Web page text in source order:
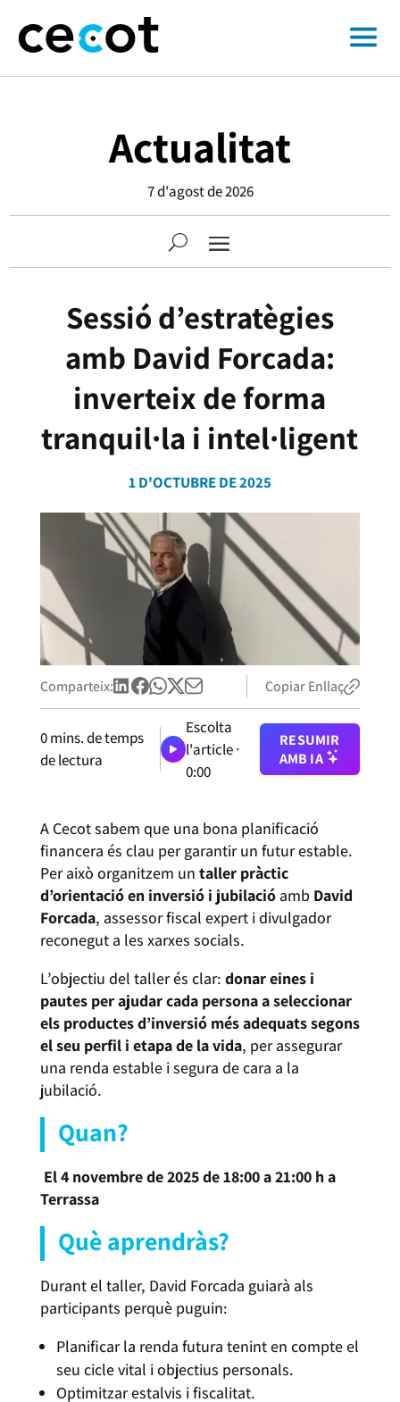
Actualitat
7 d'agost de 2026
Sessió d’estratègies
amb David Forcada:
inverteix de forma
tranquil·la i intel·ligent
1 D'OCTUBRE DE 2025
Comparteix: Copiar Enllaç
0mins. de temps
de lectura
Escolta
l'article ·
0:00
RESUMIR
AMB IA
A Cecot sabem que una bona planificació
financera és clau per garantir un futur estable.
Per això organitzem un taller pràctic
d’orientació en inversió i jubilacióamb David
Forcada, assessor fiscal expert i divulgador
reconegut a les xarxes socials.
L’objectiu del taller és clar: donar eines i
pautes per ajudar cada persona a seleccionar
els productes d’inversió més adequats segons
el seu perfil i etapa de la vida, per assegurar
una renda estable i segura de cara a la
jubilació.
Quan?
El 4 novembre de 2025 de 18:00 a 21:00 h a
Terrassa
Què aprendràs?
Durant el taller, David Forcada guiarà als
participants perquè puguin:
Planificar la renda futura tenint en compte el
seu cicle vital i objectius personals.
Optimitzar estalvis i fiscalitat.